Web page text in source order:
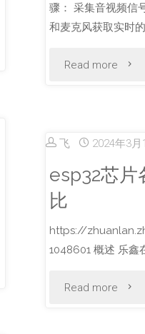
镜
像
绕
骤‌： ‌采集音视频信
和麦克风获取实时
Read more "视
飞 2024年3月
esp32芯片
比
https://
1048601 概述 乐鑫
Read more "esp32